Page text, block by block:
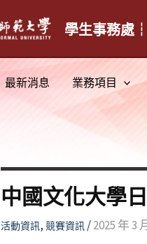
學生事務處
最新消息 業務項目
中國文化大學
活動資訊, 競賽資訊/2025 年 3